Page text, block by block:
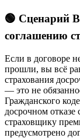
🟢 Сценарий
соглашению
Если в договоре
прошли, вы всё
страхования
— это не
Гражданского
досрочном отказе
страховщику
предусмотрено